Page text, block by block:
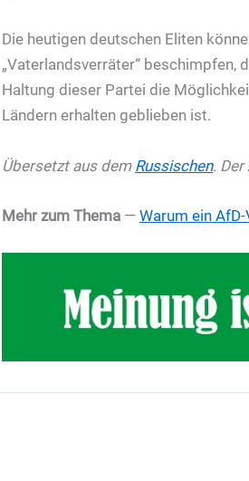
Die heutigen deutschen Eliten
„Vaterlandsverräter“ beschimpfen,
Haltung dieser Partei die
Ländern erhalten geblieben ist.
Übersetzt aus dem Russischen.
Mehr zum Thema — Warum ein